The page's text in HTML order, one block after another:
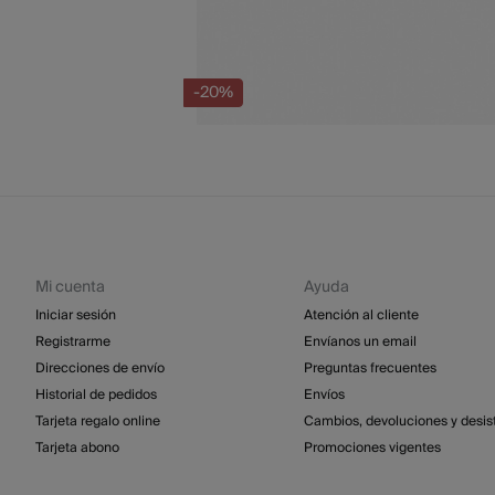
-20%
Mi cuenta
Iniciar sesión
Registrarme
Direcciones de envío
Historial de pedidos
Tarjeta regalo online
Tarjeta abono
Ayuda
Atención al cliente
Envíanos un email
Preguntas frecuentes
Envíos
Cambios, devoluciones y
Promociones vigentes